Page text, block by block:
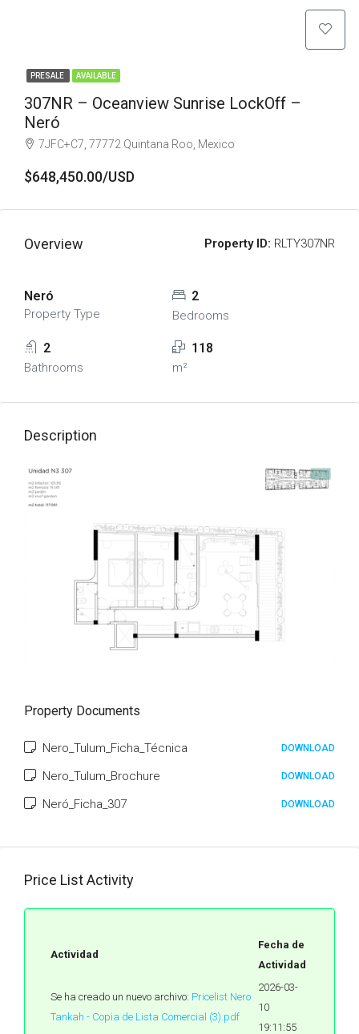
PRESALE AVAILABLE
307NR – Oceanview Sunrise LockOff –
Neró
7JFC+C7, 77772 Quintana Roo, Mexico
$648,450.00/USD
Overview Property ID: RLTY307NR
Neró
Property Type
2
Bedrooms
2
Bathrooms
118
m²
Description
Property Documents
Nero_Tulum_Ficha_Técnica DOWNLOAD
Nero_Tulum_Brochure DOWNLOAD
Neró_Ficha_307 DOWNLOAD
Price List Activity
Actividad
Fecha de
Actividad
Se ha creado un nuevo archivo: Pricelist Nero
Tankah - Copia de Lista Comercial (3).pdf
2026-03-
10
19:11:55